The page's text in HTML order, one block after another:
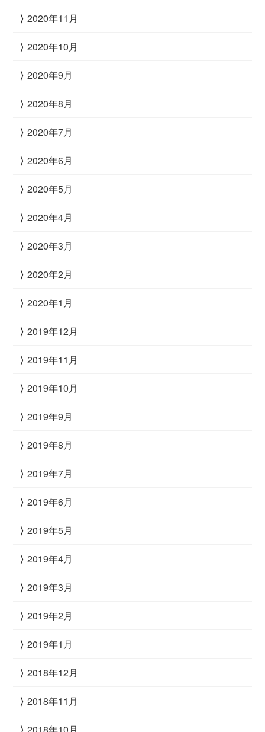
2020年11月
2020年10月
2020年9月
2020年8月
2020年7月
2020年6月
2020年5月
2020年4月
2020年3月
2020年2月
2020年1月
2019年12月
2019年11月
2019年10月
2019年9月
2019年8月
2019年7月
2019年6月
2019年5月
2019年4月
2019年3月
2019年2月
2019年1月
2018年12月
2018年11月